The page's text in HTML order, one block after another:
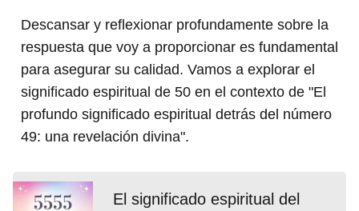
Descansar y reflexionar profundamente sobre la
respuesta que voy a proporcionar es fundamental
para asegurar su calidad. Vamos a explorar el
significado espiritual de 50 en el contexto de "El
profundo significado espiritual detrás del número
49: una revelación divina".
El significado espiritual del